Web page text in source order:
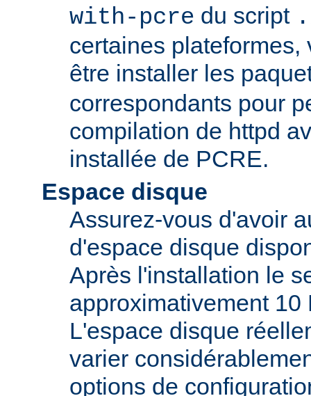
with-pcre du script
certaines plateformes,
être installer les
correspondants pour
compilation de httpd
installée de PCRE.
Espace disque
Assurez-vous d'avoir
d'espace disque
Après l'installation le
approximativement
L'espace disque
varier
options de